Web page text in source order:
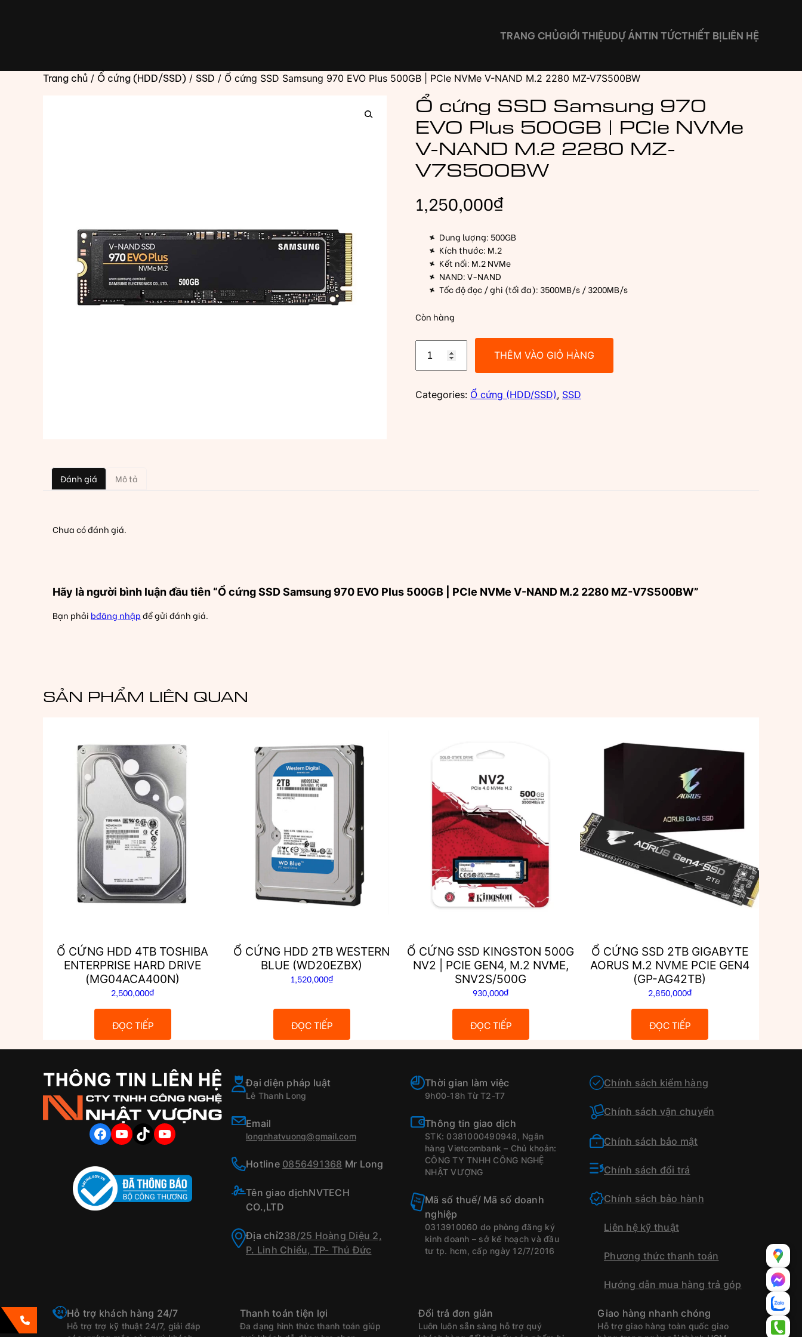
TRANG CHỦGIỚI THIỆUDỰ ÁNTIN TỨCTHIẾT BỊLIÊN HỆ
Trang chủ / Ổ cứng (HDD/SSD) / SSD / Ổ cứng SSD Samsung 970 EVO Plus 500GB | PCIe NVMe V-NAND M.2 2280 MZ-V7S500BW
Ổ cứng SSD Samsung 970
EVO Plus 500GB | PCIe NVMe
V-NAND M.2 2280 MZ-
V7S500BW
1,250,000₫
Dung lượng: 500GB
Kích thước: M.2
Kết nối: M.2 NVMe
NAND: V-NAND
Tốc độ đọc / ghi (tối đa): 3500MB/s / 3200MB/s
Còn hàng
cứng
Samsung
V7S500BW
THÊM VÀO GIỎ HÀNG
Categories: Ổ cứng (HDD/SSD), SSD
Đánh giá Mô tả
Chưa có đánh giá.
Hãy là người bình luận đầu tiên “Ổ cứng SSD Samsung 970 EVO Plus 500GB | PCIe NVMe V-NAND M.2 2280 MZ-V7S500BW”
Bạn phải bđăng nhậpđể gửi đánh giá.
SẢN PHẨM LIÊN QUAN
Ổ CỨNG HDD 4TB TOSHIBA
ENTERPRISE HARD DRIVE
(MG04ACA400N)
2,500,000₫
ĐỌC TIẾP
Ổ CỨNG HDD 2TB WESTERN
BLUE (WD20EZBX)
1,520,000₫
ĐỌC TIẾP
Ổ CỨNG SSD KINGSTON 500G
NV2 | PCIE GEN4, M.2 NVME,
SNV2S/500G
930,000₫
ĐỌC TIẾP
Ổ CỨNG SSD 2TB GIGABYTE
AORUS M.2 NVME PCIE GEN4
(GP-AG42TB)
2,850,000₫
ĐỌC TIẾP
FACEBOOK YOUTUBE TIKTOK YOUTUBE
Đại diện pháp luật
Lê Thanh Long
Email
longnhatvuong@gmail.com
Hotline 0856491368 Mr Long
Tên giao dịchNVTECH
CO.,LTD
Địa chỉ238/25 Hoàng Diệu 2,
P. Linh Chiểu, TP- Thủ Đức
Thời gian làm việc
9h00-18h Từ T2-T7
Thông tin giao dịch
STK: 0381000490948, Ngân
hàng Vietcombank – Chủ khoản:
CÔNG TY TNHH CÔNG NGHỆ
NHẬT VƯỢNG
Mã số thuế/ Mã số doanh
nghiệp
0313910060 do phòng đăng ký
kinh doanh – sở kế hoạch và đầu
tư tp. hcm, cấp ngày 12/7/2016
Chính sách kiểm hàng
Chính sách vận chuyển
Chính sách bảo mật
Chính sách đổi trả
Chính sách bảo hành
Liên hệ kỹ thuật
Phương thức thanh toán
Hướng dẫn mua hàng trả góp
Hỗ trợ khách hàng 24/7
Hỗ trợ trợ kỹ thuật 24/7, giải đáp
Thanh toán tiện lợi
Đa dạng hình thức thanh toán giúp
Đổi trả đơn giản
Luôn luôn sẵn sàng hỗ trợ quý
Giao hàng nhanh chóng
Hỗ trợ giao hàng toàn quốc giao